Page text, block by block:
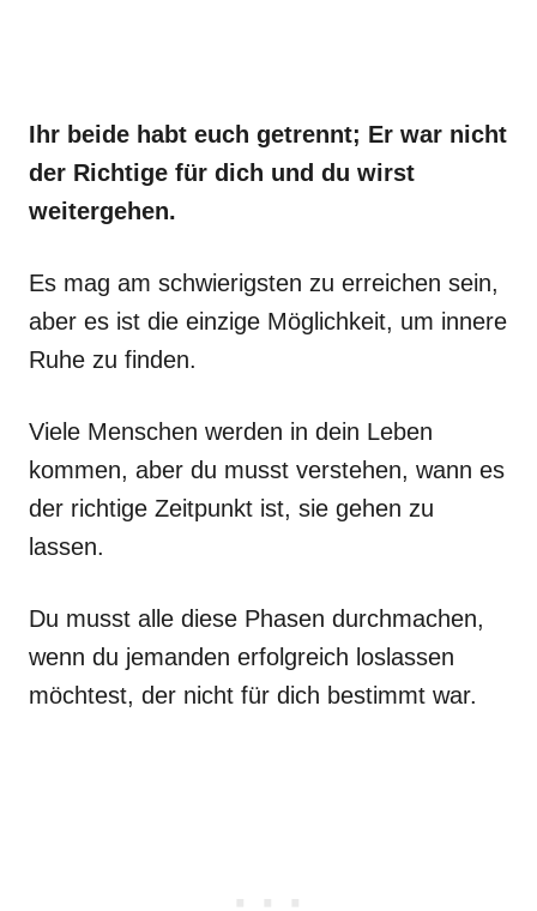
Ihr beide habt euch getrennt; Er war nicht
der Richtige für dich und du wirst
weitergehen.
Es mag am schwierigsten zu erreichen sein,
aber es ist die einzige Möglichkeit, um innere
Ruhe zu finden.
Viele Menschen werden in dein Leben
kommen, aber du musst verstehen, wann es
der richtige Zeitpunkt ist, sie gehen zu
lassen.
Du musst alle diese Phasen durchmachen,
wenn du jemanden erfolgreich loslassen
möchtest, der nicht für dich bestimmt war.